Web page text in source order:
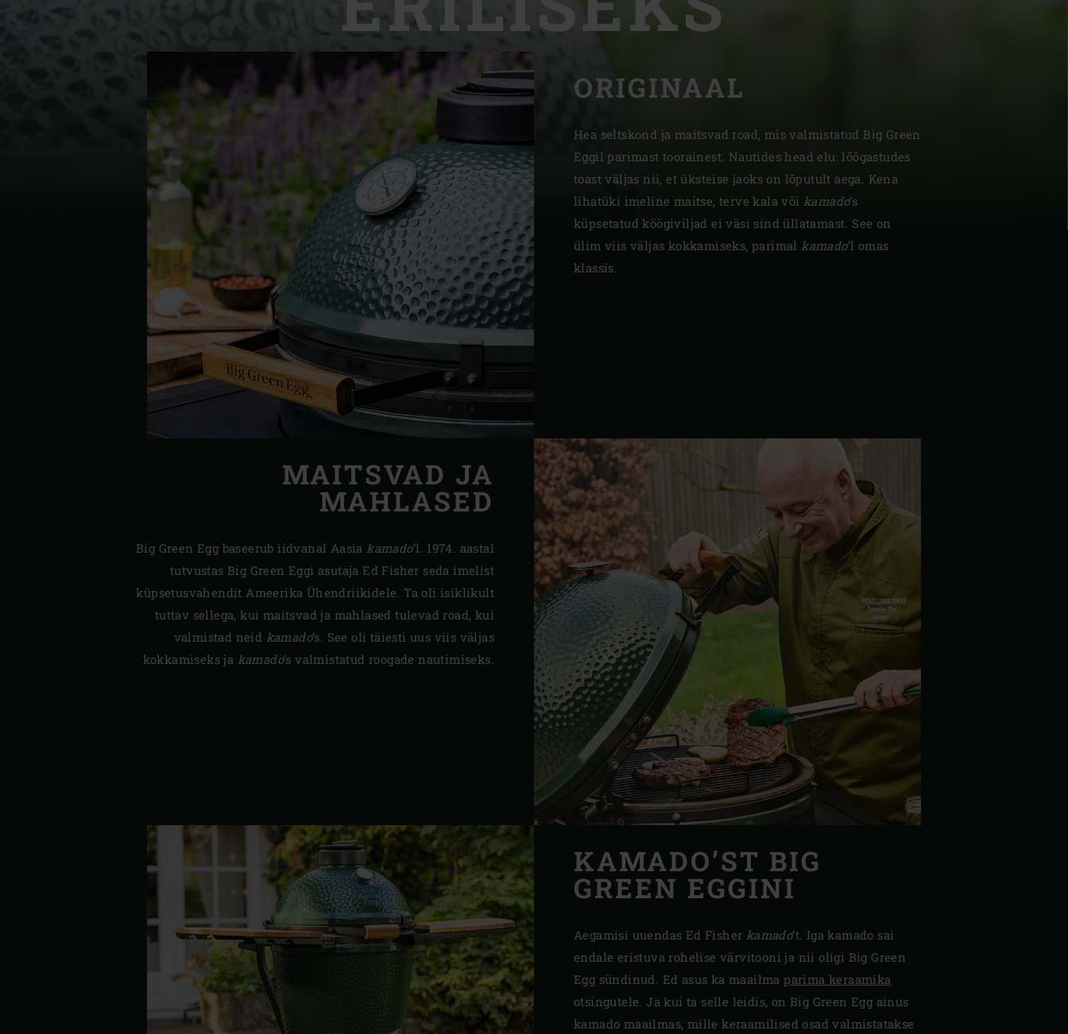
Finland | Suomi
France | France
Germany | Deutschland
Greece | Ελλάδα
Hungary | Magyarország
Slovenia | Slovenija
Sweden | Sverige
Switzerland | Schweiz
Turkey | Türkiye
ORIGINAAL
Hea seltskond ja maitsvad road, mis valmistatud Big Green
Eggil parimast toorainest. Nautides head elu: lõõgastudes
toast väljas nii, et üksteise jaoks on lõputult aega. Kena
lihatüki imeline maitse, terve kala või kamado’s
küpsetatud köögiviljad ei väsi sind üllatamast. See on
ülim viis väljas kokkamiseks, parimal kamado’l omas
klassis.
MAITSVAD JA
MAHLASED
Big Green Egg baseerub iidvanal Aasia kamado’l. 1974. aastal
tutvustas Big Green Eggi asutaja Ed Fisher seda imelist
küpsetusvahendit Ameerika Ühendriikidele. Ta oli isiklikult
tuttav sellega, kui maitsvad ja mahlased tulevad road, kui
valmistad neid kamado’s. See oli täiesti uus viis väljas
kokkamiseks ja kamado’s valmistatud roogade nautimiseks.
KAMADO’ST BIG
GREEN EGGINI
Aegamisi uuendas Ed Fisher kamado’t. Iga kamado sai
endale eristuva rohelise värvitooni ja nii oligi Big Green
Egg sündinud. Ed asus ka maailmaparima keraamika
otsingutele. Ja kui ta selle leidis, on Big Green Egg ainus
kamado maailmas, mille keraamilised osad valmistatakse